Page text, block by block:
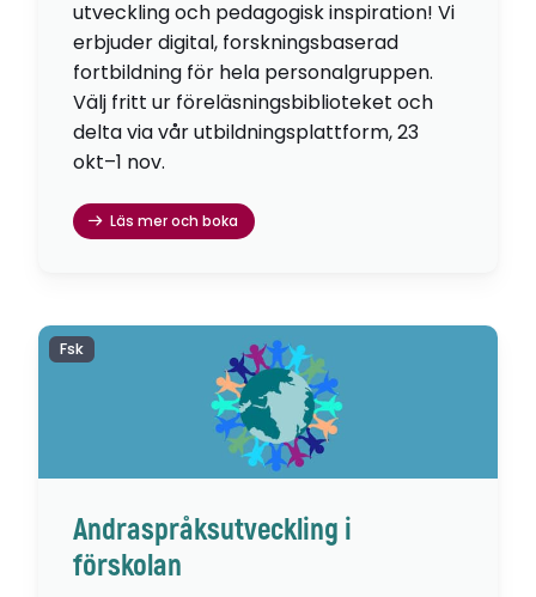
utveckling och pedagogisk inspiration! Vi
erbjuder digital, forskningsbaserad
fortbildning för hela personalgruppen.
Välj fritt ur föreläsningsbiblioteket och
delta via vår utbildningsplattform, 23
okt–1 nov.
Läs mer och boka
Andraspråksutveckling i
förskolan
Fsk